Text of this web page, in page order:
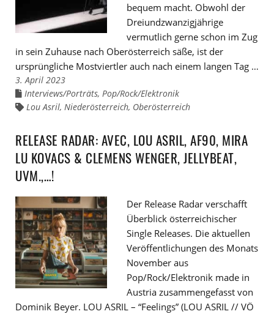
bequem macht. Obwohl der
Dreiundzwanzigjährige
vermutlich gerne schon im Zug
in sein Zuhause nach Oberösterreich säße, ist der
ursprüngliche Mostviertler auch nach einem langen Tag …
3. April 2023
Links
den
Interviews/Porträts, Pop/Rock/Elektronik
Links
Lou Asril, Niederösterreich, Oberösterreich
RELEASE RADAR: AVEC, LOU ASRIL, AF90, MIRA
LU KOVACS & CLEMENS WENGER, JELLYBEAT,
UVM.,…!
Der Release Radar verschafft
Überblick österreichischer
Single Releases. Die aktuellen
Veröffentlichungen des Monats
November aus
Pop/Rock/Elektronik made in
Austria zusammengefasst von
Dominik Beyer. LOU ASRIL – “Feelings” (LOU ASRIL // VÖ